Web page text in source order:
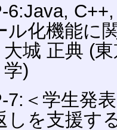
6:Java,
ル化機能に
大城 正典 (
学)
7:＜学生発
しを支援す